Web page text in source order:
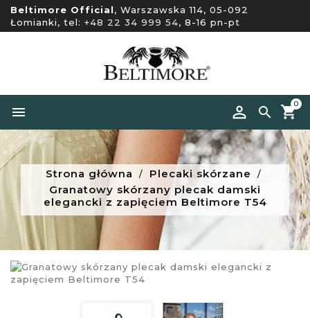
Beltimore Official, Warszawska 114, 05-092
Łomianki, tel: +48 22 34 999 54, 8-16 pn-pt


0
Strona główna
Plecaki skórzane
Granatowy skórzany plecak damski
elegancki z zapięciem Beltimore T54